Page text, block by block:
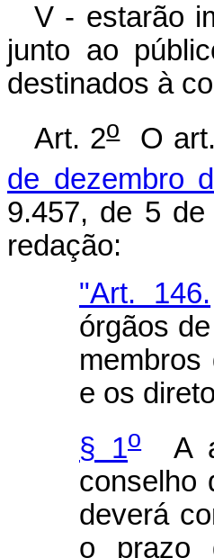
V - estarão
junto ao
destinados à
Art. 2oO art.
de dezembro
9.457, de 5
redação:
"Art. 146.
órgãos
e os
§ 1oA
conselho
deverá
o prazo